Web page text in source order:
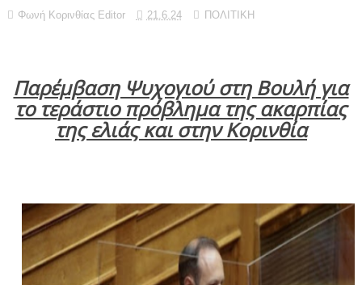
Φωνή Κορινθίας Editor 21.6.24 ΠΟΛΙΤΙΚΗ
Παρέμβαση Ψυχογιού στη Βουλή για
το τεράστιο πρόβλημα της ακαρπίας
της ελιάς και στην Κορινθία